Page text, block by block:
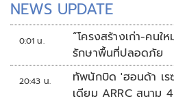
NEWS UPDATE
0:01 น.
“โครงสร้างเก่า-คนใหม่”บีอาร์
รักษาพื้นที่ปลอดภัย
20:43 น.
ทัพนักบิด 'ฮอนด้า เร
เดียม ARRC สนาม